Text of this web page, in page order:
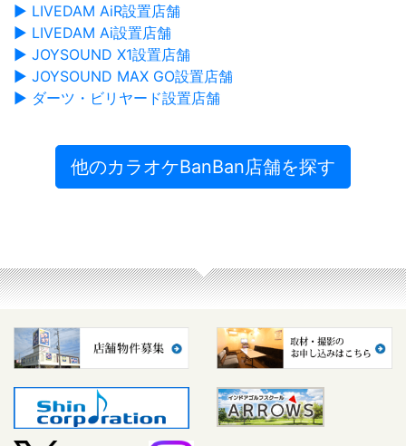
▶ LIVEDAM AiR設置店舗
▶ LIVEDAM Ai設置店舗
▶ JOYSOUND X1設置店舗
▶ JOYSOUND MAX GO設置店舗
▶ ダーツ・ビリヤード設置店舗
他のカラオケBanBan店舗を探す